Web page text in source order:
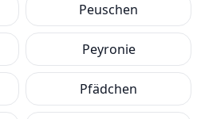
Peuschen
Peyronie
Pfädchen